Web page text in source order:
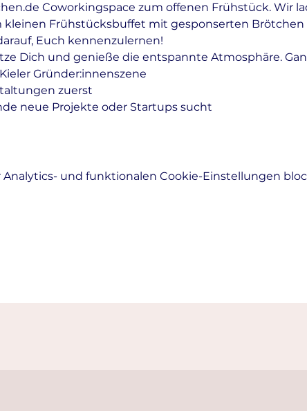
Coworkingspace zum offenen Frühstück. Wir
kleinen Frühstücksbuffet mit gesponserten Brötchen
Euch kennenzulernen!
Dich und genieße die entspannte Atmosphäre.
Gründer:innenszene
zuerst
neue Projekte oder Startups sucht
und funktionalen Cookie-Einstellungen